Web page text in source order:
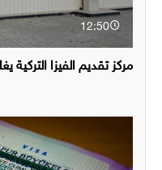
12:50
مركز تقديم الفيزا